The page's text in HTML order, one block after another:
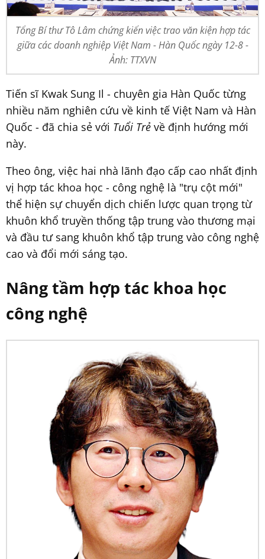
Tổng Bí thư Tô Lâm chứng kiến việc trao văn kiện hợp tác
giữa các doanh nghiệp Việt Nam - Hàn Quốc ngày 12-8 -
Ảnh: TTXVN
Tiến sĩ Kwak Sung Il - chuyên gia Hàn Quốc từng
nhiều năm nghiên cứu về kinh tế Việt Nam và Hàn
Quốc - đã chia sẻ với Tuổi Trẻ về định hướng mới
này.
Theo ông, việc hai nhà lãnh đạo cấp cao nhất định
vị hợp tác khoa học - công nghệ là "trụ cột mới"
thể hiện sự chuyển dịch chiến lược quan trọng từ
khuôn khổ truyền thống tập trung vào thương mại
và đầu tư sang khuôn khổ tập trung vào công nghệ
cao và đổi mới sáng tạo.
Nâng tầm hợp tác khoa học
công nghệ